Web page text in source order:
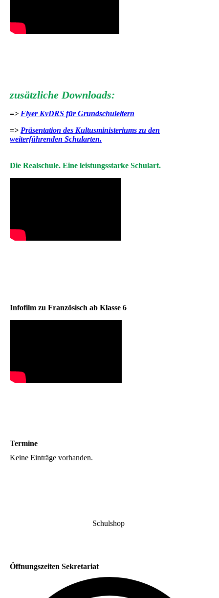
zusätzliche Downloads:
=> Flyer KvDRS für Grundschuleltern
=> Präsentation des Kultusministeriums zu den
weiterführenden Schularten.
Die Realschule. Eine leistungsstarke Schulart.
Infofilm zu Französisch ab Klasse 6
Termine
Keine Einträge vorhanden.
Schulshop
Öffnungszeiten Sekretariat